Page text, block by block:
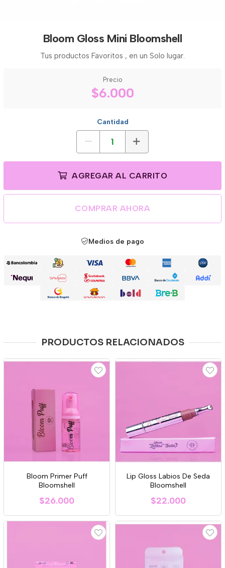
Bloom Gloss Mini Bloomshell
Tus productos Favoritos , en un Solo lugar.
Precio
$6.000
Cantidad
AGREGAR AL CARRITO
COMPRAR AHORA
Medios de pago
PRODUCTOS RELACIONADOS
Bloom Primer Puff
Bloomshell
$26.000
Lip Gloss Labios De Seda
Bloomshell
$22.000